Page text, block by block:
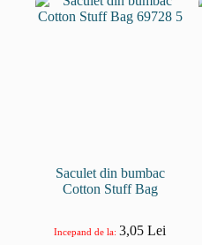
Saculet din bumbac
Cotton Stuff Bag
Incepand de la:3,05Lei